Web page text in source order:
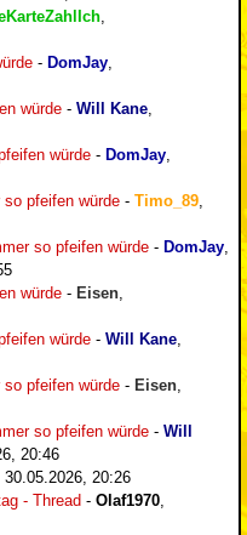
- DomJay
würde - Will Kane
würde - DomJay
pfeifen würde - Timo_89
so pfeifen würde - DomJay
würde - Eisen
würde - Will Kane
pfeifen würde - Eisen
so pfeifen würde - Will
20:46
30.05.2026, 20:26
- Thread - Olaf1970